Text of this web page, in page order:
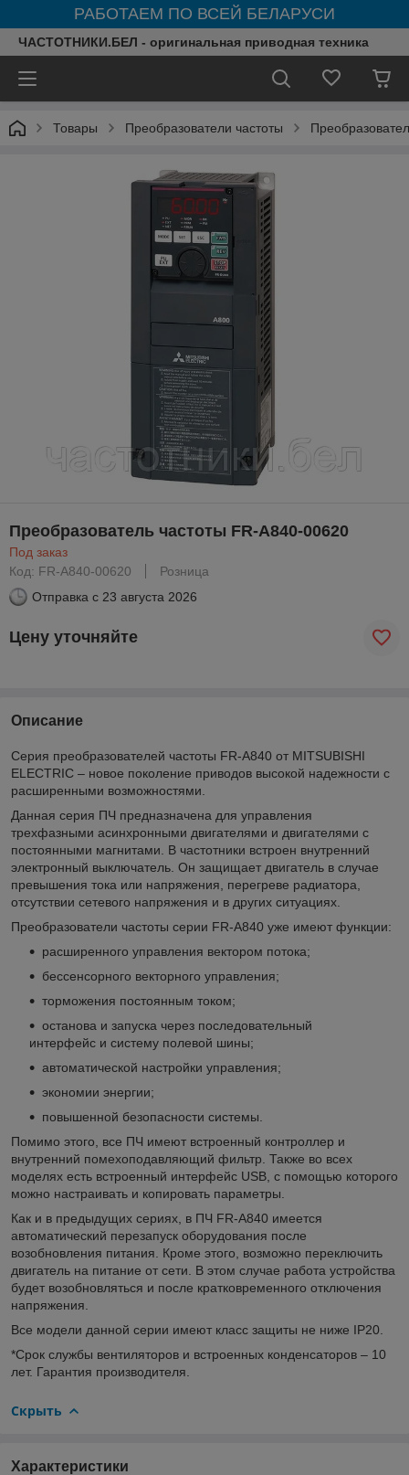
РАБОТАЕМ ПО ВСЕЙ БЕЛАРУСИ
ЧАСТОТНИКИ.БЕЛ - оригинальная приводная техника
Товары Преобразователи частоты
Преобразователь частоты FR-A840-00620
Под заказ
Код: FR-A840-00620
Розница
Отправка с 23 августа 2026
Цену уточняйте
Описание
Серия преобразователей частоты FR-A840 от MITSUBISHI
ELECTRIC – новое поколение приводов высокой надежности с
расширенными возможностями.
Данная серия ПЧ предназначена для управления
трехфазными асинхронными двигателями и двигателями с
постоянными магнитами. В частотники встроен внутренний
электронный выключатель. Он защищает двигатель в случае
превышения тока или напряжения, перегреве радиатора,
отсутствии сетевого напряжения и в других ситуациях.
Преобразователи частоты серии FR-A840 уже имеют функции:
расширенного управления вектором потока;
бессенсорного векторного управления;
торможения постоянным током;
останова и запуска через последовательный
интерфейс и систему полевой шины;
автоматической настройки управления;
экономии энергии;
повышенной безопасности системы.
Помимо этого, все ПЧ имеют встроенный контроллер и
внутренний помехоподавляющий фильтр. Также во всех
моделях есть встроенный интерфейс USB, с помощью которого
можно настраивать и копировать параметры.
Как и в предыдущих сериях, в ПЧ FR-A840 имеется
автоматический перезапуск оборудования после
возобновления питания. Кроме этого, возможно переключить
двигатель на питание от сети. В этом случае работа устройства
будет возобновляться и после кратковременного отключения
напряжения.
Все модели данной серии имеют класс защиты не ниже IP20.
*Срок службы вентиляторов и встроенных конденсаторов – 10
лет. Гарантия производителя.
Скрыть
Характеристики